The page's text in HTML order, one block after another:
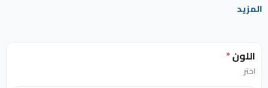
المزيد
اللون*
اختر